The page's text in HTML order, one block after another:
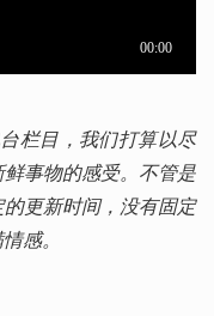
栏目，我们打算以尽
事物的感受。不管是
更新时间，没有固定
感。